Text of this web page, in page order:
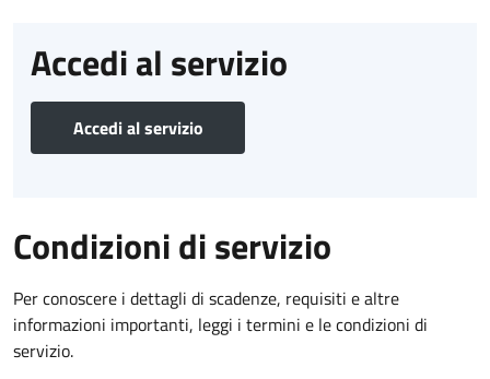
Accedi al servizio
Accedi al servizio
Condizioni di servizio
Per conoscere i dettagli di scadenze, requisiti e altre
informazioni importanti, leggi i termini e le condizioni di
servizio.